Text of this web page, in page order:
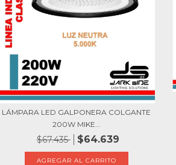
LÁMPARA LED GALPONERA COLGANTE
200W MIKE...
$67.435 $64.639